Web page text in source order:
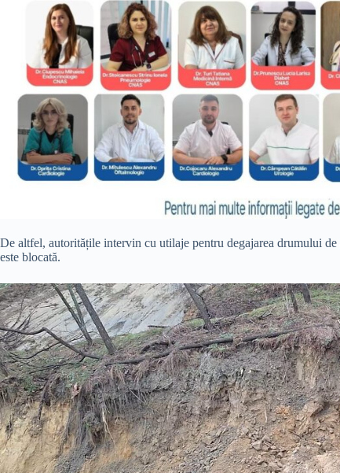
De altfel, autoritățile intervin cu utilaje pentru degajarea drumului
este blocată.